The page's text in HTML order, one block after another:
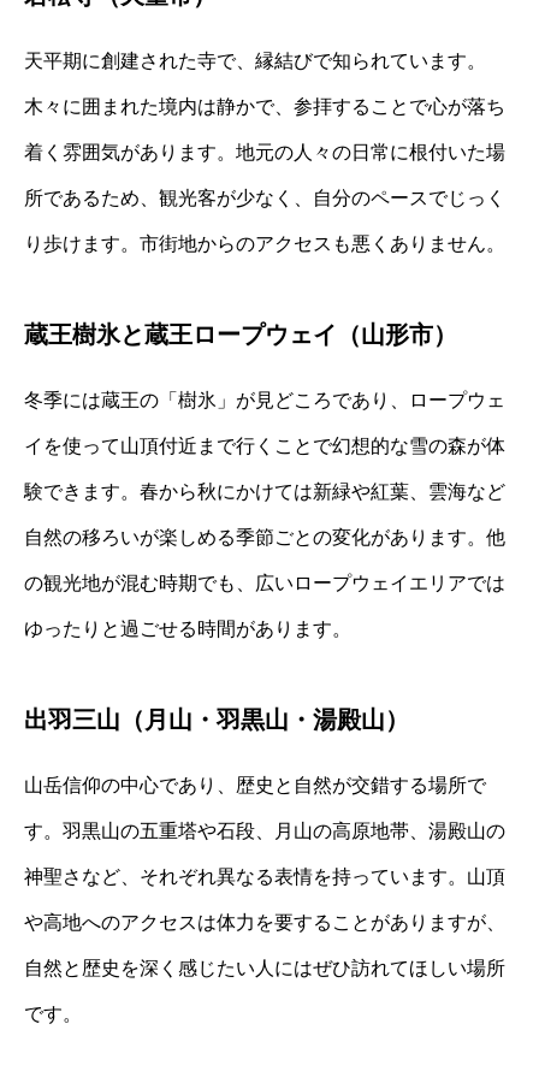
天平期に創建された寺で、縁結びで知られています。
木々に囲まれた境内は静かで、参拝することで心が落ち
着く雰囲気があります。地元の人々の日常に根付いた場
所であるため、観光客が少なく、自分のペースでじっく
り歩けます。市街地からのアクセスも悪くありません。
蔵王樹氷と蔵王ロープウェイ（山形市）
冬季には蔵王の「樹氷」が見どころであり、ロープウェ
イを使って山頂付近まで行くことで幻想的な雪の森が体
験できます。春から秋にかけては新緑や紅葉、雲海など
自然の移ろいが楽しめる季節ごとの変化があります。他
の観光地が混む時期でも、広いロープウェイエリアでは
ゆったりと過ごせる時間があります。
出羽三山（月山・羽黒山・湯殿山）
山岳信仰の中心であり、歴史と自然が交錯する場所で
す。羽黒山の五重塔や石段、月山の高原地帯、湯殿山の
神聖さなど、それぞれ異なる表情を持っています。山頂
や高地へのアクセスは体力を要することがありますが、
自然と歴史を深く感じたい人にはぜひ訪れてほしい場所
です。